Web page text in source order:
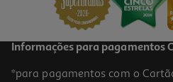
Informações para pagamentos
*para pagamentos com o